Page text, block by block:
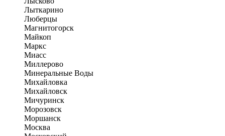
Лыткарино
Люберцы
Магнитогорск
Майкоп
Маркс
Миасс
Миллерово
Минеральные Воды
Михайловка
Михайловск
Мичуринск
Морозовск
Моршанск
Москва